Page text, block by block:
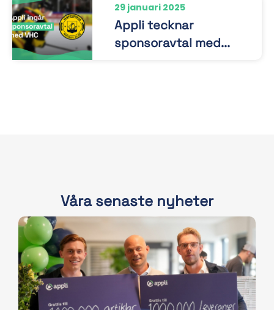
29 januari 2025
Appli tecknar
sponsoravtal med...
Våra senaste nyheter